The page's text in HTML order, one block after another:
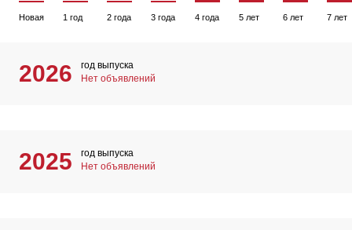
Новая 1 год 2 года 3 года 4 года 5 лет 6 лет 7 лет
2026
год выпуска
Нет объявлений
2025
год выпуска
Нет объявлений